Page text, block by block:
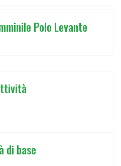
Polo Levante
di base